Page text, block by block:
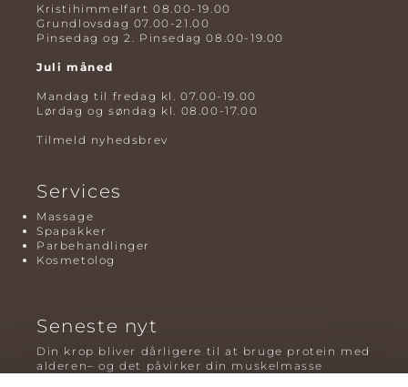
Kristihimmelfart 08.00-19.00
Grundlovsdag 07.00-21.00
Pinsedag og 2. Pinsedag 08.00-19.00
Juli måned
Mandag til fredag kl. 07.00-19.00
Lørdag og søndag kl. 08.00-17.00
Tilmeld nyhedsbrev
Services
Massage
Spapakker
Parbehandlinger
Kosmetolog
Seneste nyt
Din krop bliver dårligere til at bruge protein med
alderen– og det påvirker din muskelmasse